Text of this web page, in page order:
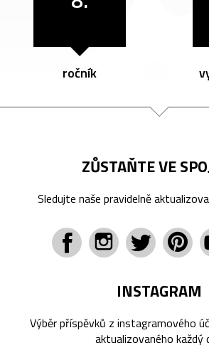
ročník
ZŮSTAŇTE VE
Sledujte naše pravidelně
INSTAGRAM
Výběr příspěvků z instagramového
aktualizovaného každý